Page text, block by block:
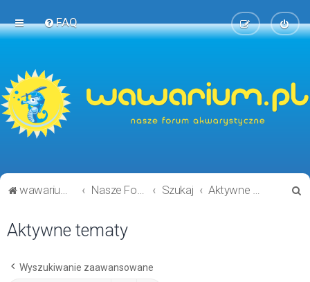
FAQ
wawarium.pl Nasze Forum Akwarystyczne Szukaj Aktywne tematy
Aktywne tematy
Wyszukiwanie zaawansowane